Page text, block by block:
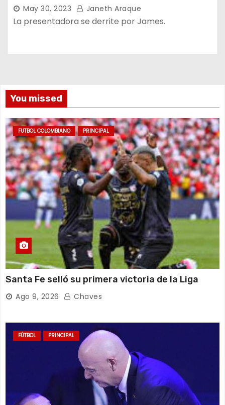
May 30, 2023 Janeth Araque
La presentadora se derrite por James.
You missed
FUTBOL COLOMBIANO PRINCIPAL
Santa Fe selló su primera victoria de la Liga
Ago 9, 2026 Chaves
FÚTBOL PRINCIPAL